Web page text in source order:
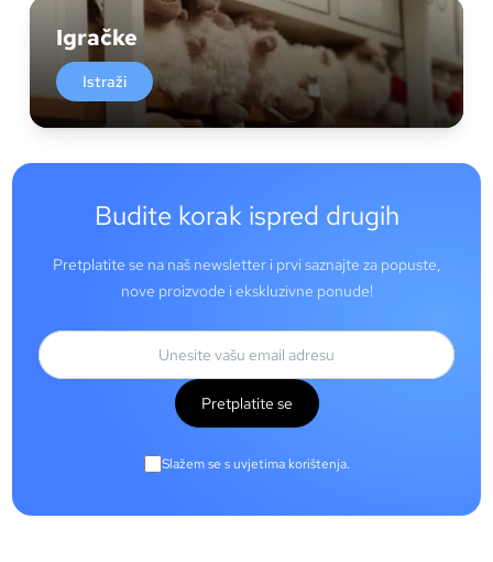
Igračke
Istraži
Budite korak ispred drugih
Pretplatite se na naš newsletter i prvi saznajte za popuste,
nove proizvode i ekskluzivne ponude!
Pretplatite se
Slažem se s uvjetima korištenja.